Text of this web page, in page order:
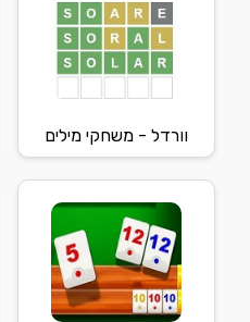
וורדל - משחקי מילים